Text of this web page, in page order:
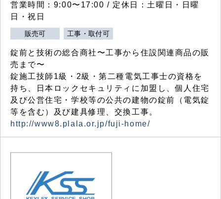
営業時間：9:00〜17:00 / 定休日：土曜日・日曜
日・祝日
販売可 工事・取付可
錠前と技術の総合商社〜工事から住設関連商品の販
売まで〜
錠施工技師1級・2級・第二種電気工事士の資格を
持ち、日本ロックセキュリティに加盟し、個人住宅
及び公営住宅・学校等の公共の建物の錠前（電気錠
等を含む）及び建具修理、交換工事。
http://www8.plala.or.jp/fuji-home/